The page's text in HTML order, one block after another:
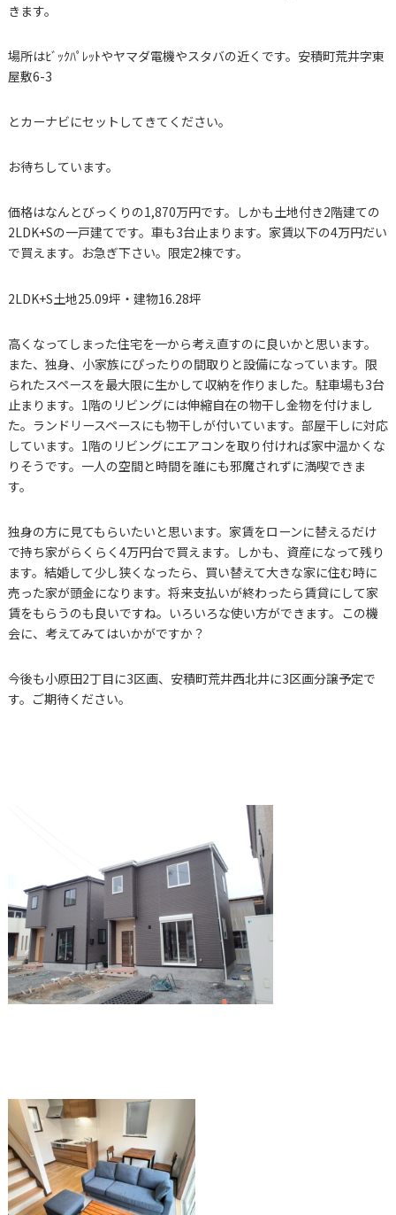
きます。
場所はﾋﾞｯｸﾊﾟﾚｯﾄやヤマダ電機やスタバの近くです。安積町荒井字東
屋敷6-3
とカーナビにセットしてきてください。
お待ちしています。
価格はなんとびっくりの1,870万円です。しかも土地付き2階建ての
2LDK+Sの一戸建てです。車も3台止まります。家賃以下の4万円だい
で買えます。お急ぎ下さい。限定2棟です。
2LDK+S土地25.09坪・建物16.28坪
高くなってしまった住宅を一から考え直すのに良いかと思います。
また、独身、小家族にぴったりの間取りと設備になっています。限
られたスペースを最大限に生かして収納を作りました。駐車場も3台
止まります。1階のリビングには伸縮自在の物干し金物を付けまし
た。ランドリースペースにも物干しが付いています。部屋干しに対応
しています。1階のリビングにエアコンを取り付ければ家中温かくな
りそうです。一人の空間と時間を誰にも邪魔されずに満喫できま
す。
独身の方に見てもらいたいと思います。家賃をローンに替えるだけ
で持ち家がらくらく4万円台で買えます。しかも、資産になって残り
ます。結婚して少し狭くなったら、買い替えて大きな家に住む時に
売った家が頭金になります。将来支払いが終わったら賃貸にして家
賃をもらうのも良いですね。いろいろな使い方ができます。この機
会に、考えてみてはいかがですか？
今後も小原田2丁目に3区画、安積町荒井西北井に3区画分譲予定で
す。ご期待ください。